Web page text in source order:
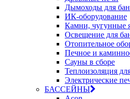
Дымоходы для
ИК-оборудование
Камни, чугунные
Освещение для
Отопительное
Печное и
Сауны в сборе
Теплоизоляция
Электрические
БАССЕЙНЫ